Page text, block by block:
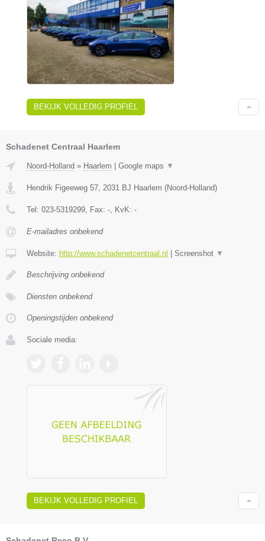
BEKIJK VOLLEDIG PROFIEL
Schadenet Centraal Haarlem
Noord-Holland » Haarlem | Google maps ▼
Hendrik Figeeweg 57 2031 BJ Haarlem (Noord-Holland)
Tel: 023-5319299 , Fax: - , KvK: -
E-mailadres onbekend
Website: http://www.schadenetcentraal.nl | Screenshot ▼
Beschrijving onbekend
Diensten onbekend
Openingstijden onbekend
Sociale media:
BEKIJK VOLLEDIG PROFIEL